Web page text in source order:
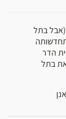
(אבל בתל
הדר
בתל